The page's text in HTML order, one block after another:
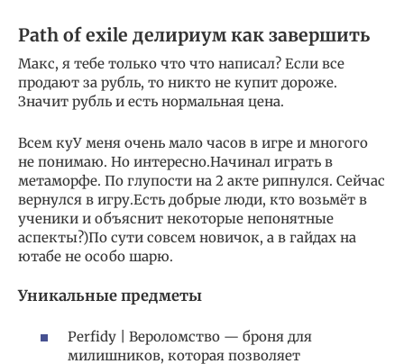
Path of exile делириум как завершить
Макс, я тебе только что что написал? Если все
продают за рубль, то никто не купит дороже.
Значит рубль и есть нормальная цена.
Всем куУ меня очень мало часов в игре и многого
не понимаю. Но интересно.Начинал играть в
метаморфе. По глупости на 2 акте рипнулся. Сейчас
вернулся в игру.Есть добрые люди, кто возьмёт в
ученики и объяснит некоторые непонятные
аспекты?)По сути совсем новичок, а в гайдах на
ютабе не особо шарю.
Уникальные предметы
Perfidy | Вероломство — броня для
милишников, которая позволяет